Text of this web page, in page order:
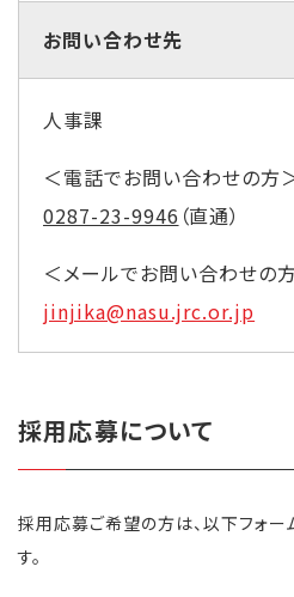
お問い合わせ先
人事課
＜電話でお問い合わせの方
0287-23-9946 （直通）
＜メールでお問い合わせの
jinjika@nasu.jrc.or.jp
採用応募について
採用応募ご希望の方は、以下フォー
す。